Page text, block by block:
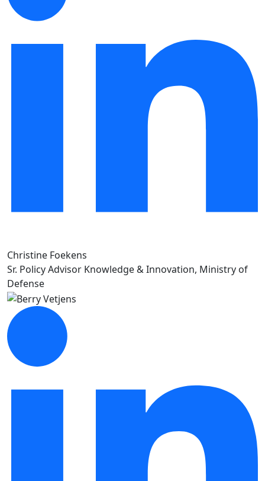
Christine Foekens
Sr. Policy Advisor Knowledge & Innovation, Ministry of
Defense